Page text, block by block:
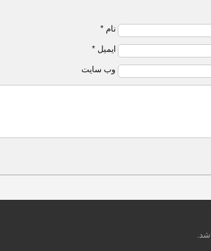
نام *
ایمیل *
وب سایت